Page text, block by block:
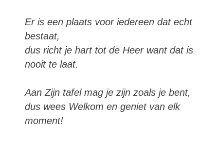
Er is een plaats voor iedereen dat echt
bestaat,
dus richt je hart tot de Heer want dat is
nooit te laat.
Aan Zijn tafel mag je zijn zoals je bent,
dus wees Welkom en geniet van elk
moment!